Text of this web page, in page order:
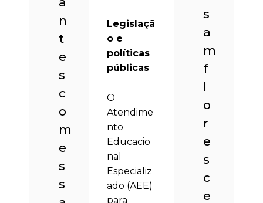
n
t
e
s
c
o
m
e
s
s
s
a
m
f
l
o
r
e
s
c
e
Legislaçã
o e
políticas
públicas
O
Atendime
nto
Educacio
nal
Especializ
ado (AEE)
para